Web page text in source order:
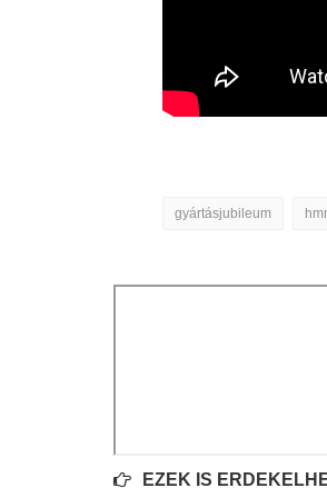
gyártásjubileum
EZEK IS